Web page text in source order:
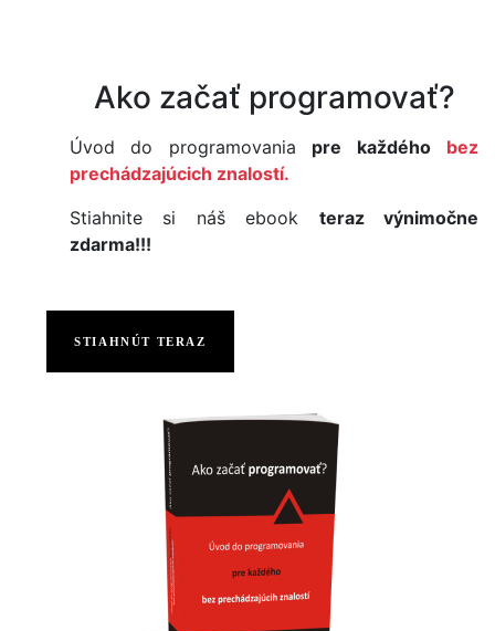
Ako začať programovať?
Úvod do programovania pre každého
bez
prechádzajúcich znalostí.
Stiahnite si náš ebook teraz výnimočne
zdarma!!!
STIAHNÚT TERAZ